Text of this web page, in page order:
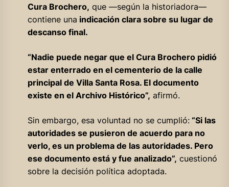
Cura Brochero, que —según la historiadora—
contiene una indicación clara sobre su lugar de
descanso final.
“Nadie puede negar que el Cura Brochero pidió
estar enterrado en el cementerio de la calle
principal de Villa Santa Rosa. El documento
existe en el Archivo Histórico”, afirmó.
Sin embargo, esa voluntad no se cumplió:“Si las
autoridades se pusieron de acuerdo para no
verlo, es un problema de las autoridades. Pero
ese documento está y fue analizado”, cuestionó
sobre la decisión política adoptada.